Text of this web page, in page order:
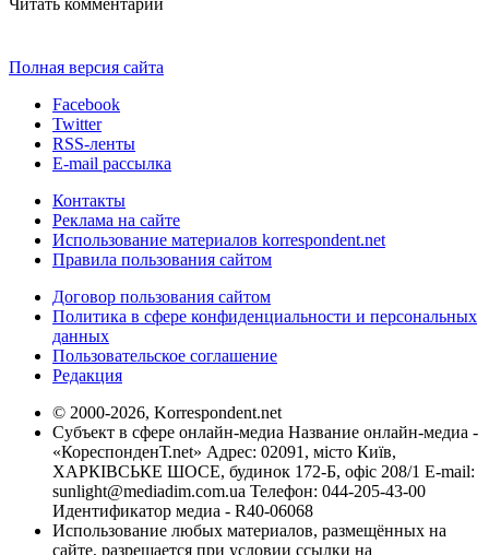
Полная версия сайта
Facebook
Twitter
RSS-ленты
E-mail рассылка
Контакты
Реклама на сайте
Использование материалов korrespondent.net
Правила пользования сайтом
Договор пользования сайтом
Политика в сфере конфиденциальности и персональных
данных
Пользовательское соглашение
Редакция
© 2000-2026, Korrespondent.net
Субъект в сфере онлайн-медиа Название онлайн-медиа -
«КореспонденТ.net» Адрес: 02091, місто Київ,
ХАРКІВСЬКЕ ШОСЕ, будинок 172-Б, офіс 208/1 E-mail:
sunlight@mediadim.com.ua Телефон: 044-205-43-00
Идентификатор медиа - R40-06068
Использование любых материалов, размещённых на
сайте, разрешается при условии ссылки на